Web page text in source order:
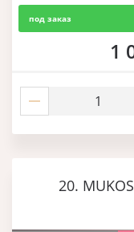
под заказ
1
20.